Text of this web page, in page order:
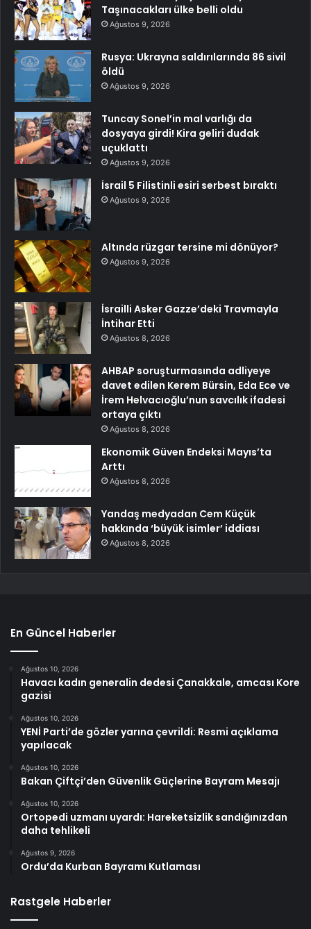
Taşınacakları ülke belli oldu
Ağustos 9, 2026
Rusya: Ukrayna saldırılarında 86 sivil
öldü
Ağustos 9, 2026
Tuncay Sonel’in mal varlığı da
dosyaya girdi! Kira geliri dudak
uçuklattı
Ağustos 9, 2026
İsrail 5 Filistinli esiri serbest bıraktı
Ağustos 9, 2026
Altında rüzgar tersine mi dönüyor?
Ağustos 9, 2026
İsrailli Asker Gazze’deki Travmayla
İntihar Etti
Ağustos 8, 2026
AHBAP soruşturmasında adliyeye
davet edilen Kerem Bürsin, Eda Ece ve
İrem Helvacıoğlu’nun savcılık ifadesi
ortaya çıktı
Ağustos 8, 2026
Ekonomik Güven Endeksi Mayıs’ta
Arttı
Ağustos 8, 2026
Yandaş medyadan Cem Küçük
hakkında ‘büyük isimler’ iddiası
Ağustos 8, 2026
En Güncel Haberler
Ağustos 10, 2026
Havacı kadın generalin dedesi Çanakkale, amcası Kore
gazisi
Ağustos 10, 2026
YENİ Parti’de gözler yarına çevrildi: Resmi açıklama
yapılacak
Ağustos 10, 2026
Bakan Çiftçi’den Güvenlik Güçlerine Bayram Mesajı
Ağustos 10, 2026
Ortopedi uzmanı uyardı: Hareketsizlik sandığınızdan
daha tehlikeli
Ağustos 9, 2026
Ordu’da Kurban Bayramı Kutlaması
Rastgele Haberler